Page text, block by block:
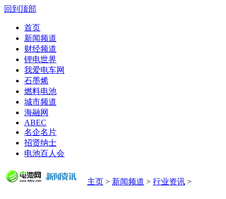
回到顶部
首页
新闻频道
财经频道
锂电世界
我爱电车网
石墨烯
燃料电池
城市频道
海融网
ABEC
名企名片
招贤纳士
电池百人会
主页 > 新闻频道 > 行业资讯 >